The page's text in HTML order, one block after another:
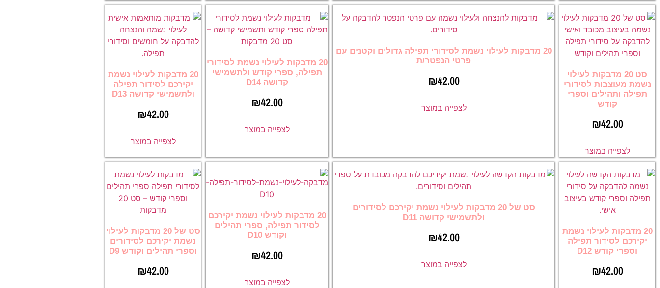
סט 20 מדבקות לעילוי
נשמת מעוצבות לסידורי
תפילה ותהילים וספרי
קודש
₪42.00
לצפייה במוצר
20 מדבקות לעילוי נשמת לסידורי תפילה גדולים וקטנים עם
פרטי הנפטר/ת
₪42.00
לצפייה במוצר
20 מדבקות לעילוי נשמת לסידורי
תפילה, ספרי קודש ולתשמישי
קדושה D14
₪42.00
לצפייה במוצר
20 מדבקות לעילוי נשמת
יקירכם לסידור תפילה
ולתשמישי קדושה D13
₪42.00
לצפייה במוצר
20 מדבקות לעילוי נשמת
יקירכם לסידור תפילה
וספרי קודש D12
₪42.00
סט של 20 מדבקות לעילוי נשמת יקירכם לסידורים
ולתשמישי קדושה D11
₪42.00
לצפייה במוצר
20 מדבקות לעילוי נשמת יקירכם
לסידור תפילה, ספרי תהילים
וקודש D10
₪42.00
לצפייה במוצר
סט של 20 מדבקות לעילוי
נשמת יקירכם לסידורים
וספרי תהילים וקודש D9
₪42.00